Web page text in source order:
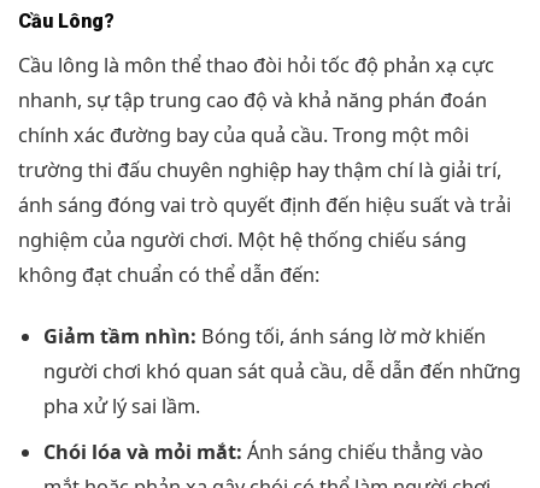
Cầu Lông?
Cầu lông là môn thể thao đòi hỏi tốc độ phản xạ cực
nhanh, sự tập trung cao độ và khả năng phán đoán
chính xác đường bay của quả cầu. Trong một môi
trường thi đấu chuyên nghiệp hay thậm chí là giải trí,
ánh sáng đóng vai trò quyết định đến hiệu suất và trải
nghiệm của người chơi. Một hệ thống chiếu sáng
không đạt chuẩn có thể dẫn đến:
Giảm tầm nhìn: Bóng tối, ánh sáng lờ mờ khiến
người chơi khó quan sát quả cầu, dễ dẫn đến những
pha xử lý sai lầm.
Chói lóa và mỏi mắt: Ánh sáng chiếu thẳng vào